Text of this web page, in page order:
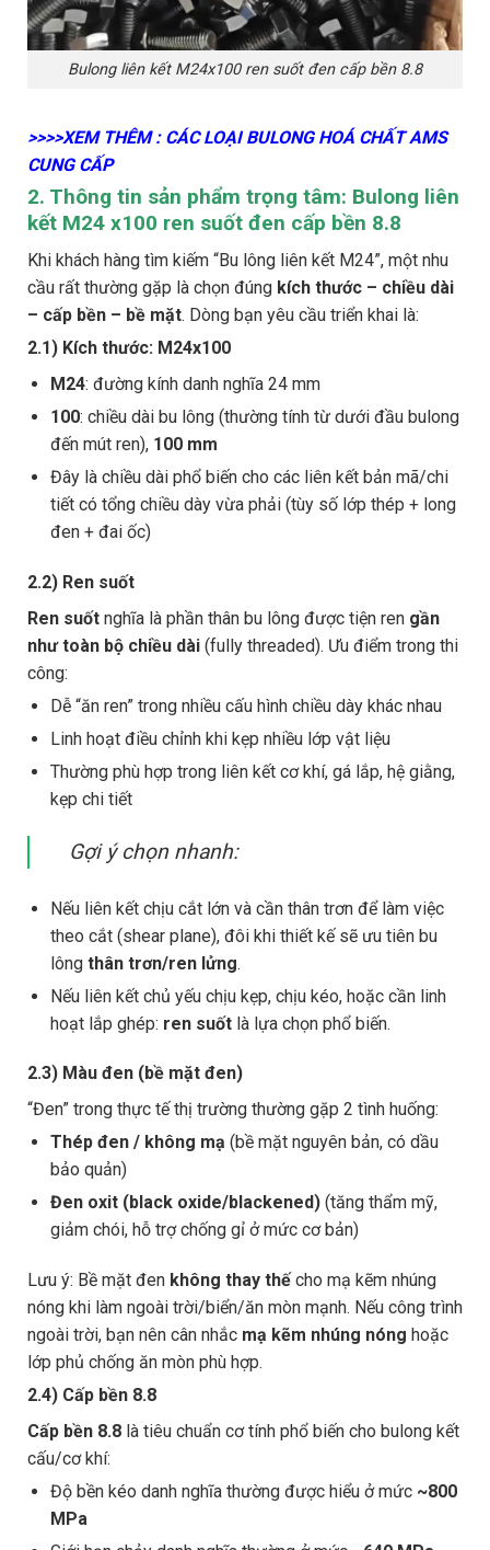
Bulong liên kết M24x100 ren suốt đen cấp bền 8.8
>>>>XEM THÊM : CÁC LOẠI BULONG HOÁ CHẤT AMS
CUNG CẤP
2. Thông tin sản phẩm trọng tâm: Bulong liên
kết M24 x100 ren suốt đen cấp bền 8.8
Khi khách hàng tìm kiếm “Bu lông liên kết M24”, một nhu
cầu rất thường gặp là chọn đúng kích thước – chiều dài
– cấp bền – bề mặt. Dòng bạn yêu cầu triển khai là:
2.1) Kích thước: M24x100
M24: đường kính danh nghĩa 24 mm
100: chiều dài bu lông (thường tính từ dưới đầu bulong
đến mút ren), 100 mm
Đây là chiều dài phổ biến cho các liên kết bản mã/chi
tiết có tổng chiều dày vừa phải (tùy số lớp thép + long
đen + đai ốc)
2.2) Ren suốt
Ren suốt nghĩa là phần thân bu lông được tiện ren gần
như toàn bộ chiều dài (fully threaded). Ưu điểm trong thi
công:
Dễ “ăn ren” trong nhiều cấu hình chiều dày khác nhau
Linh hoạt điều chỉnh khi kẹp nhiều lớp vật liệu
Thường phù hợp trong liên kết cơ khí, gá lắp, hệ giằng,
kẹp chi tiết
Gợi ý chọn nhanh:
Nếu liên kết chịu cắt lớn và cần thân trơn để làm việc
theo cắt (shear plane), đôi khi thiết kế sẽ ưu tiên bu
lông thân trơn/ren lửng.
Nếu liên kết chủ yếu chịu kẹp, chịu kéo, hoặc cần linh
hoạt lắp ghép: ren suốtlà lựa chọn phổ biến.
2.3) Màu đen (bề mặt đen)
“Đen” trong thực tế thị trường thường gặp 2 tình huống:
Thép đen / không mạ (bề mặt nguyên bản, có dầu
bảo quản)
Đen oxit (black oxide/blackened)(tăng thẩm mỹ,
giảm chói, hỗ trợ chống gỉ ở mức cơ bản)
Lưu ý: Bề mặt đen không thay thế cho mạ kẽm nhúng
nóng khi làm ngoài trời/biển/ăn mòn mạnh. Nếu công trình
ngoài trời, bạn nên cân nhắc mạ kẽm nhúng nóng hoặc
lớp phủ chống ăn mòn phù hợp.
2.4) Cấp bền 8.8
Cấp bền 8.8 là tiêu chuẩn cơ tính phổ biến cho bulong kết
cấu/cơ khí:
Độ bền kéo danh nghĩa thường được hiểu ở mức ~800
MPa